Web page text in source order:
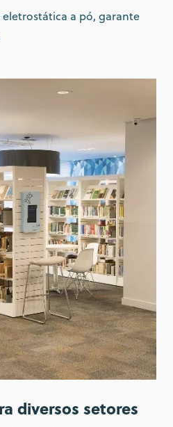
a pó, garante
diversos setores